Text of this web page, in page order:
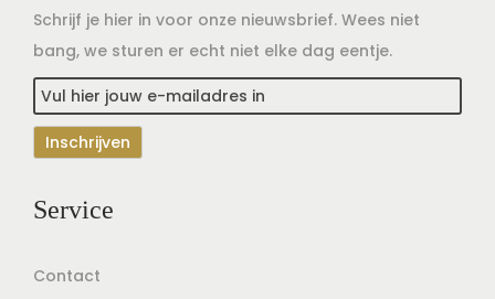
Schrijf je hier in voor onze nieuwsbrief. Wees niet
bang, we sturen er echt niet elke dag eentje.
Service
Contact